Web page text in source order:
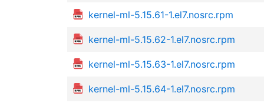
kernel-ml-5.15.61-1.el7.nosrc.rpm
kernel-ml-5.15.62-1.el7.nosrc.rpm
kernel-ml-5.15.63-1.el7.nosrc.rpm
kernel-ml-5.15.64-1.el7.nosrc.rpm